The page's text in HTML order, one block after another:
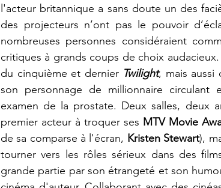
l'acteur britannique a sans doute un des
des projecteurs n’ont pas le pouvoir
nombreuses personnes considéraient
critiques à grands coups de choix
du cinquième et dernier Twilight, mais aussi
son personnage de millionnaire
examen de la prostate. Deux salles, deux
premier acteur à troquer ses MTV Movie
de sa comparse à l'écran, Kristen Stewart),
tourner vers les rôles sérieux dans des
grande partie par son étrangeté et son